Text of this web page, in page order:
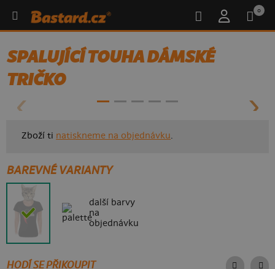
0
SPALUJÍCÍ TOUHA DÁMSKÉ
TRIČKO
- 70%
Zboží ti natiskneme na objednávku.
BAREVNÉ VARIANTY
další barvy
na
objednávku
HODÍ SE PŘIKOUPIT